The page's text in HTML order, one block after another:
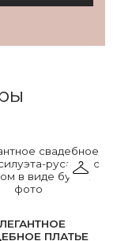
ПЛАТЬЕ